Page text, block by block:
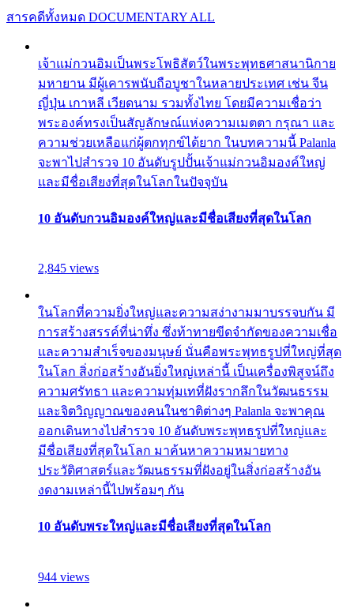
สารคดีทั้งหมด DOCUMENTARY ALL
เจ้าแม่กวนอิมเป็นพระโพธิสัตว์ในพระพุทธศาสนานิกาย
มหายาน มีผู้เคารพนับถือบูชาในหลายประเทศ เช่น จีน
ญี่ปุ่น เกาหลี เวียดนาม รวมทั้งไทย โดยมีความเชื่อว่า
พระองค์ทรงเป็นสัญลักษณ์แห่งความเมตตา กรุณา และ
ความช่วยเหลือแก่ผู้ตกทุกข์ได้ยาก ในบทความนี้ Palanla
จะพาไปสำรวจ 10 อันดับรูปปั้นเจ้าแม่กวนอิมองค์ใหญ่
และมีชื่อเสียงที่สุดในโลกในปัจจุบัน
10 อันดับกวนอิมองค์ใหญ่และมีชื่อเสียงที่สุดในโลก
2,845 views
ในโลกที่ความยิ่งใหญ่และความสง่างามมาบรรจบกัน มี
การสร้างสรรค์ที่น่าทึ่ง ซึ่งท้าทายขีดจำกัดของความเชื่อ
และความสำเร็จของมนุษย์ นั่นคือพระพุทธรูปที่ใหญ่ที่สุด
ในโลก สิ่งก่อสร้างอันยิ่งใหญ่เหล่านี้ เป็นเครื่องพิสูจน์ถึง
ความศรัทธา และความทุ่มเทที่ฝังรากลึกในวัฒนธรรม
และจิตวิญญาณของคนในชาติต่างๆ Palanla จะพาคุณ
ออกเดินทางไปสำรวจ 10 อันดับพระพุทธรูปที่ใหญ่และ
มีชื่อเสียงที่สุดในโลก มาค้นหาความหมายทาง
ประวัติศาสตร์และวัฒนธรรมที่ฝังอยู่ในสิ่งก่อสร้างอัน
งดงามเหล่านี้ไปพร้อมๆ กัน
10 อันดับพระใหญ่และมีชื่อเสียงที่สุดในโลก
944 views